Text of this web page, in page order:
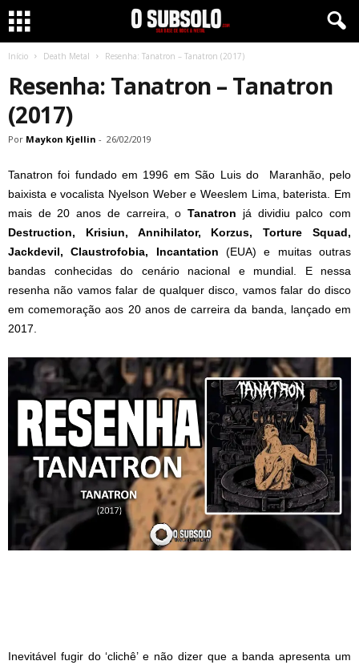
Início Death Metal Resenha: Tanatron – Tanatron (2017)
Resenha: Tanatron – Tanatron
(2017)
Por Maykon Kjellin - 26/02/2019
Tanatron foi fundado em 1996 em São Luis do Maranhão, pelo
baixista e vocalista Nyelson Weber e Weeslem Lima, baterista. Em
mais de 20 anos de carreira, oTanatron já dividiu palco com
Destruction, Krisiun, Annihilator, Korzus, Torture Squad,
Jackdevil, Claustrofobia, Incantation (EUA) e muitas outras
bandas conhecidas do cenário nacional e mundial. E nessa
resenha não vamos falar de qualquer disco, vamos falar do disco
em comemoração aos 20 anos de carreira da banda, lançado em
2017.
Inevitável fugir do ‘clichê’ e não dizer que a banda apresenta um